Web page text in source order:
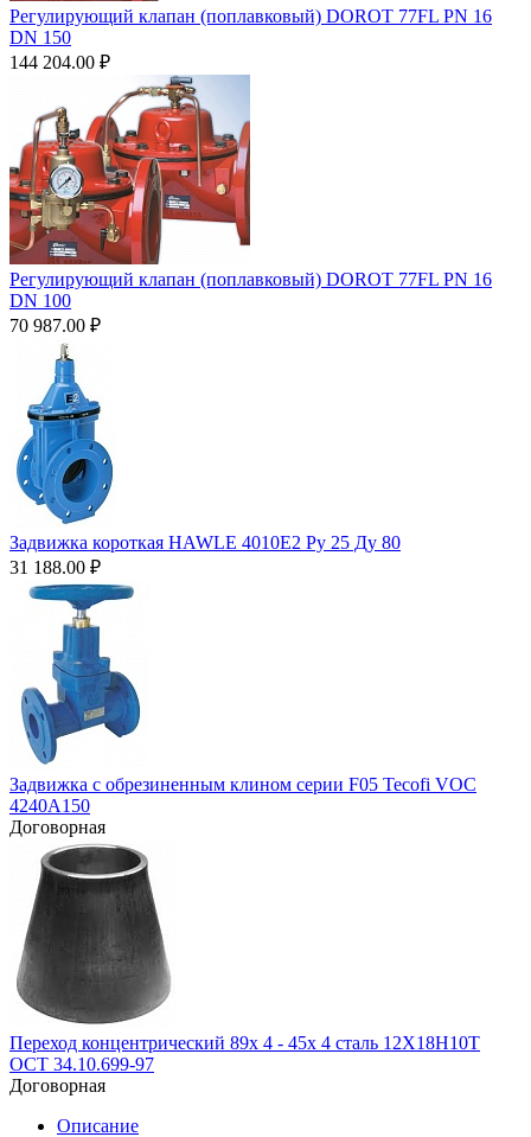
Регулирующий клапан (поплавковый) DOROT 77FL PN 16
DN 150
144 204.00 ₽
Регулирующий клапан (поплавковый) DOROT 77FL PN 16
DN 100
70 987.00 ₽
Задвижка короткая HAWLE 4010Е2 Ру 25 Ду 80
31 188.00 ₽
Задвижка с обрезиненным клином серии F05 Tecofi VOC
4240A150
Договорная
Переход концентрический 89х 4 - 45х 4 сталь 12Х18Н10Т
ОСТ 34.10.699-97
Договорная
Описание